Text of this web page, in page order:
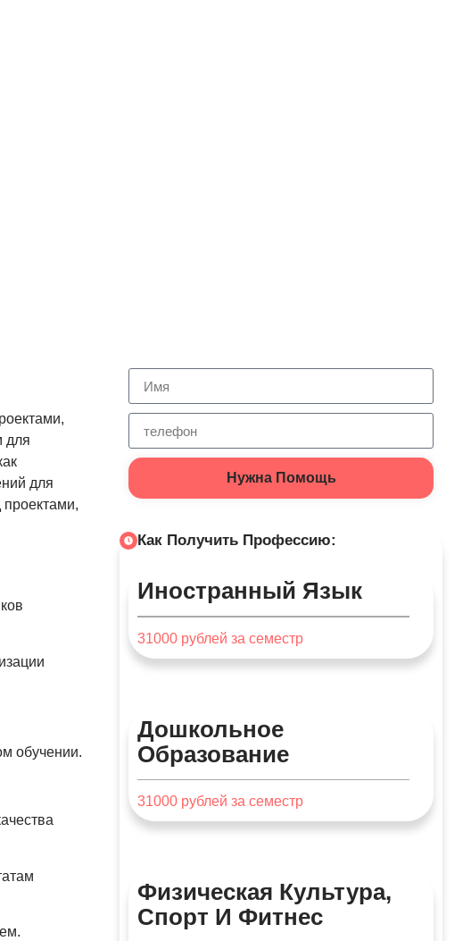
для
для
обучении.
Нужна Помощь
Как Получить Профессию:
Иностранный Язык
31000 рублей за семестр
Дошкольное
Образование
31000 рублей за семестр
Физическая Культура,
Спорт И Фитнес